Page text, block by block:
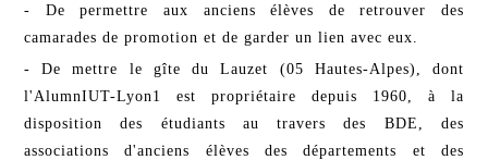
- De permettre aux anciens élèves de retrouver des
camarades de promotion et de garder un lien avec eux.
- De mettre le gîte du Lauzet (05 Hautes-Alpes), dont
l'AlumnIUT-Lyon1 est propriétaire depuis 1960, à la
disposition des étudiants au travers des BDE, des
associations d'anciens élèves des départements et des